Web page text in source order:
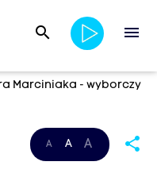
search menu
Marciniaka - wyborczy
A A A share